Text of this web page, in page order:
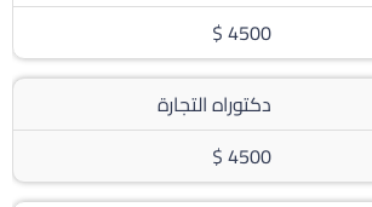
4500 $
دكتوراه التجارة
4500 $